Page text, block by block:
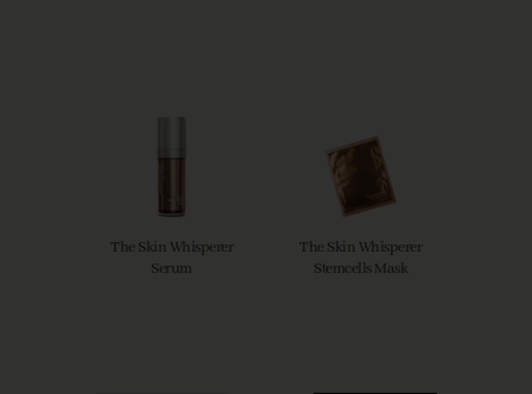
The Skin Whisperer
Serum
The Skin Whisperer
Stemcells Mask